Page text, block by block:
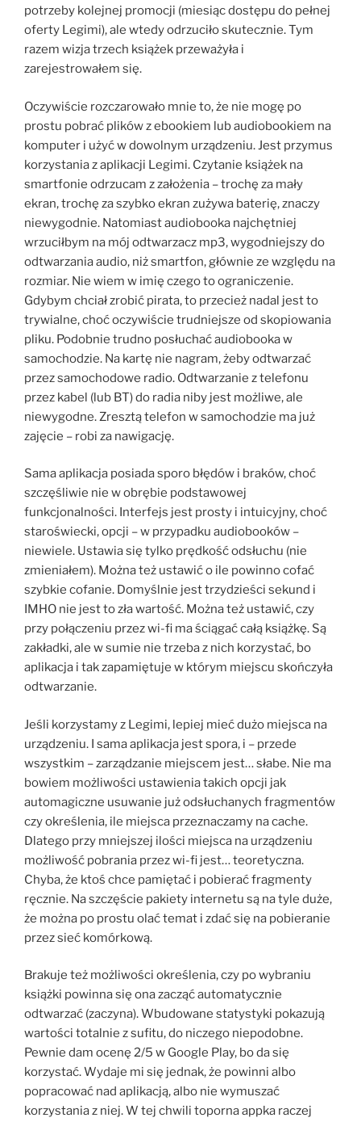
potrzeby kolejnej promocji (miesiąc dostępu do pełnej
oferty Legimi), ale wtedy odrzuciło skutecznie. Tym
razem wizja trzech książek przeważyła i
zarejestrowałem się.
Oczywiście rozczarowało mnie to, że nie mogę po
prostu pobrać plików z ebookiem lub audiobookiem na
komputer i użyć w dowolnym urządzeniu. Jest przymus
korzystania z aplikacji Legimi. Czytanie książek na
smartfonie odrzucam z założenia – trochę za mały
ekran, trochę za szybko ekran zużywa baterię, znaczy
niewygodnie. Natomiast audiobooka najchętniej
wrzuciłbym na mój odtwarzacz mp3, wygodniejszy do
odtwarzania audio, niż smartfon, głównie ze względu na
rozmiar. Nie wiem w imię czego to ograniczenie.
Gdybym chciał zrobić pirata, to przecież nadal jest to
trywialne, choć oczywiście trudniejsze od skopiowania
pliku. Podobnie trudno posłuchać audiobooka w
samochodzie. Na kartę nie nagram, żeby odtwarzać
przez samochodowe radio. Odtwarzanie z telefonu
przez kabel (lub BT) do radia niby jest możliwe, ale
niewygodne. Zresztą telefon w samochodzie ma już
zajęcie – robi za nawigację.
Sama aplikacja posiada sporo błędów i braków, choć
szczęśliwie nie w obrębie podstawowej
funkcjonalności. Interfejs jest prosty i intuicyjny, choć
staroświecki, opcji – w przypadku audiobooków –
niewiele. Ustawia się tylko prędkość odsłuchu (nie
zmieniałem). Można też ustawić o ile powinno cofać
szybkie cofanie. Domyślnie jest trzydzieści sekund i
IMHO nie jest to zła wartość. Można też ustawić, czy
przy połączeniu przez wi-fi ma ściągać całą książkę. Są
zakładki, ale w sumie nie trzeba z nich korzystać, bo
aplikacja i tak zapamiętuje w którym miejscu skończyła
odtwarzanie.
Jeśli korzystamy z Legimi, lepiej mieć dużo miejsca na
urządzeniu. I sama aplikacja jest spora, i – przede
wszystkim – zarządzanie miejscem jest… słabe. Nie ma
bowiem możliwości ustawienia takich opcji jak
automagiczne usuwanie już odsłuchanych fragmentów
czy określenia, ile miejsca przeznaczamy na cache.
Dlatego przy mniejszej ilości miejsca na urządzeniu
możliwość pobrania przez wi-fi jest… teoretyczna.
Chyba, że ktoś chce pamiętać i pobierać fragmenty
ręcznie. Na szczęście pakiety internetu są na tyle duże,
że można po prostu olać temat i zdać się na pobieranie
przez sieć komórkową.
Brakuje też możliwości określenia, czy po wybraniu
książki powinna się ona zacząć automatycznie
odtwarzać (zaczyna). Wbudowane statystyki pokazują
wartości totalnie z sufitu, do niczego niepodobne.
Pewnie dam ocenę 2/5 w Google Play, bo da się
korzystać. Wydaje mi się jednak, że powinni albo
popracować nad aplikacją, albo nie wymuszać
korzystania z niej. W tej chwili toporna appka raczej